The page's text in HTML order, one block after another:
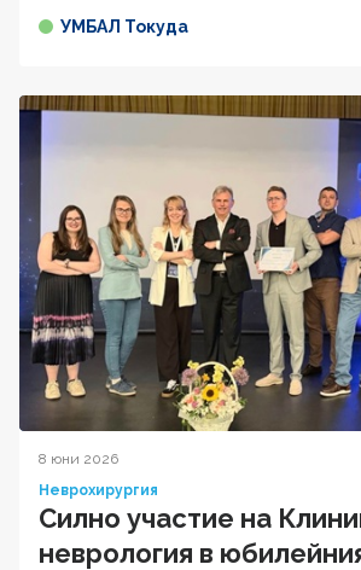
УМБАЛ Токуда
8 юни 2026
Неврохирургия
Силно участие на
неврология в